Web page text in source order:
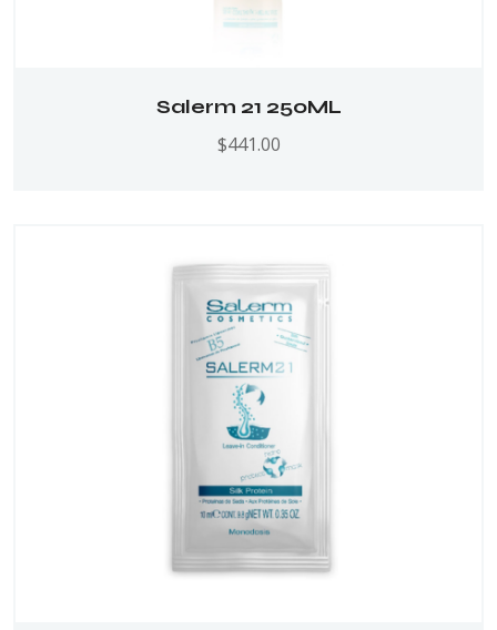
Salerm 21 250ML
$441.00